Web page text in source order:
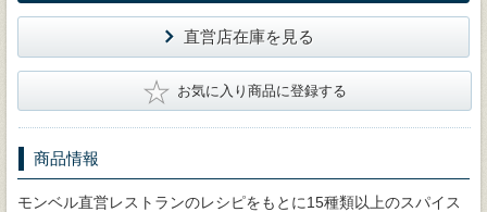
直営店在庫を見る
★ お気に入り商品に登録する
商品情報
モンベル直営レストランのレシピをもとに15種類以上のスパイス